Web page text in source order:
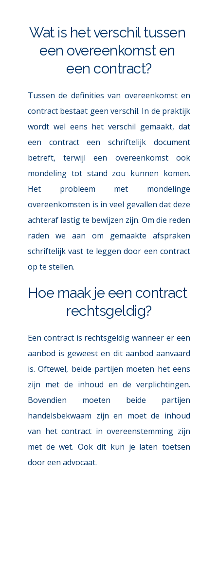
Wat is het verschil tussen
een overeenkomst en
een contract?
Tussen de definities van overeenkomst en
contract bestaat geen verschil. In de praktijk
wordt wel eens het verschil gemaakt, dat
een contract een schriftelijk document
betreft, terwijl een overeenkomst ook
mondeling tot stand zou kunnen komen.
Het probleem met mondelinge
overeenkomsten is in veel gevallen dat deze
achteraf lastig te bewijzen zijn. Om die reden
raden we aan om gemaakte afspraken
schriftelijk vast te leggen door een contract
op te stellen.
Hoe maak je een contract
rechtsgeldig?
Een contract is rechtsgeldig wanneer er een
aanbod is geweest en dit aanbod aanvaard
is. Oftewel, beide partijen moeten het eens
zijn met de inhoud en de verplichtingen.
Bovendien moeten beide partijen
handelsbekwaam zijn en moet de inhoud
van het contract in overeenstemming zijn
met de wet. Ook dit kun je laten toetsen
door een advocaat.